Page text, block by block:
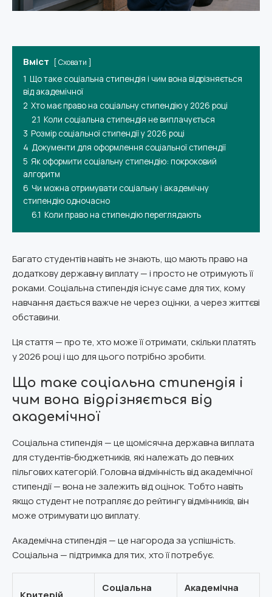
Вміст Сховати
1 Що таке соціальна стипендія і чим вона відрізняється
від академічної
2 Хто має право на соціальну стипендію у 2026 році
2.1 Коли соціальна стипендія не виплачується
3 Розмір соціальної стипендії у 2026 році
4 Документи для оформлення соціальної стипендії
5 Як оформити соціальну стипендію: покроковий
алгоритм
6 Чи можна отримувати соціальну і академічну
стипендію одночасно
6.1 Коли право на стипендію переглядають
Багато студентів навіть не знають, що мають право на
додаткову державну виплату — і просто не отримують її
роками. Соціальна стипендія існує саме для тих, кому
навчання дається важче не через оцінки, а через життєві
обставини.
Ця стаття — про те, хто може її отримати, скільки платять
у 2026 році і що для цього потрібно зробити.
Що таке соціальна стипендія і
чим вона відрізняється від
академічної
Соціальна стипендія — це щомісячна державна виплата
для студентів-бюджетників, які належать до певних
пільгових категорій. Головна відмінність від академічної
стипендії — вона не залежить від оцінок. Тобто навіть
якщо студент не потрапляє до рейтингу відмінників, він
може отримувати цю виплату.
Академічна стипендія — це нагорода за успішність.
Соціальна — підтримка для тих, хто її потребує.
Соціальна
Академічна